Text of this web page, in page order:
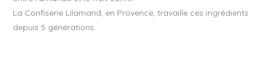
La Confiserie Lilamand, en Provence, travaille ces ingrédients
depuis 5 générations.